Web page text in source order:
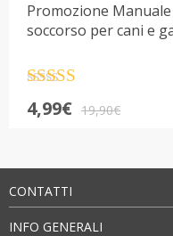
Promozione
soccorso per cani e
4.5su 519,90€
Il
era:
19,90€.
4,99€
Il
è:
4,99€.
CONTATTI
INFO GENERALI